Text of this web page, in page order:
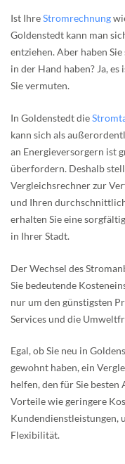
Ist IhreStromrechnung
Goldenstedt kann man
entziehen. Aber haben
in der Hand haben? Ja,
Sie vermuten.
In Goldenstedt die
kann sich als
an Energieversorgern ist
überfordern. Deshalb
Vergleichsrechner zur
und Ihren
erhalten Sie eine
in Ihrer Stadt.
Der Wechsel des
Sie bedeutende
nur um den günstigsten
Services und die
Egal, ob Sie neu in
gewohnt haben, ein
helfen, den für Sie
Vorteile wie geringere
Kundendienstleistungen,
Flexibilität.